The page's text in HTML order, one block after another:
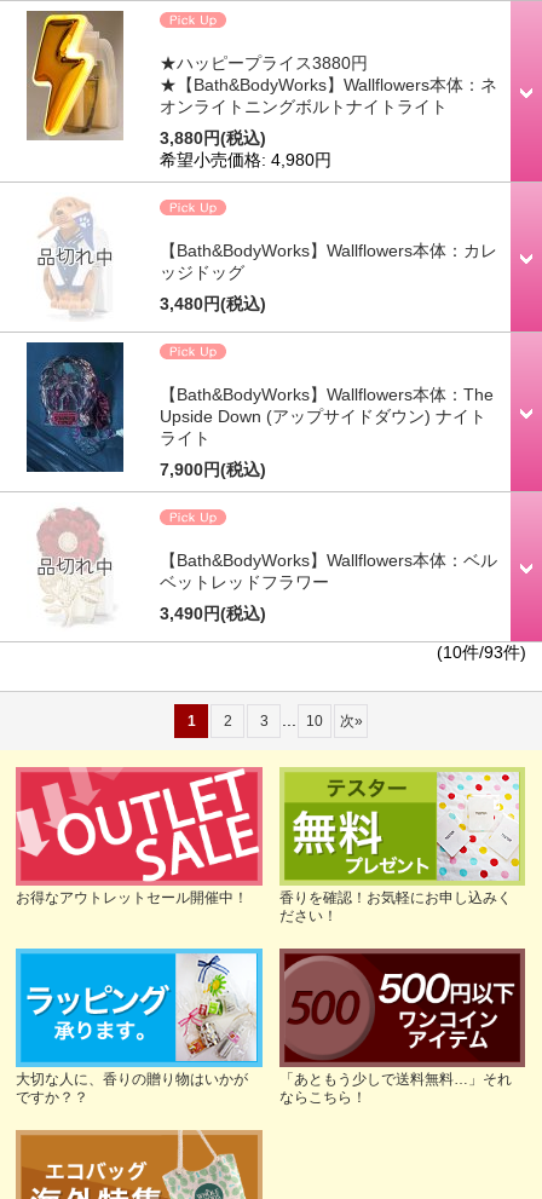
★ハッピープライス3880円
★【Bath&BodyWorks】Wallflowers本体：ネ
オンライトニングボルトナイトライト
3,880円(税込)
希望小売価格: 4,980円
【Bath&BodyWorks】Wallflowers本体：カレ
ッジドッグ
3,480円(税込)
【Bath&BodyWorks】Wallflowers本体：The
Upside Down (アップサイドダウン) ナイト
ライト
7,900円(税込)
【Bath&BodyWorks】Wallflowers本体：ベル
ベットレッドフラワー
3,490円(税込)
(10件/93件)
1 2 3 ... 10 次»
お得なアウトレットセール開催中！
香りを確認！お気軽にお申し込みく
ださい！
大切な人に、香りの贈り物はいかが
ですか？？
「あともう少しで送料無料…」それ
ならこちら！